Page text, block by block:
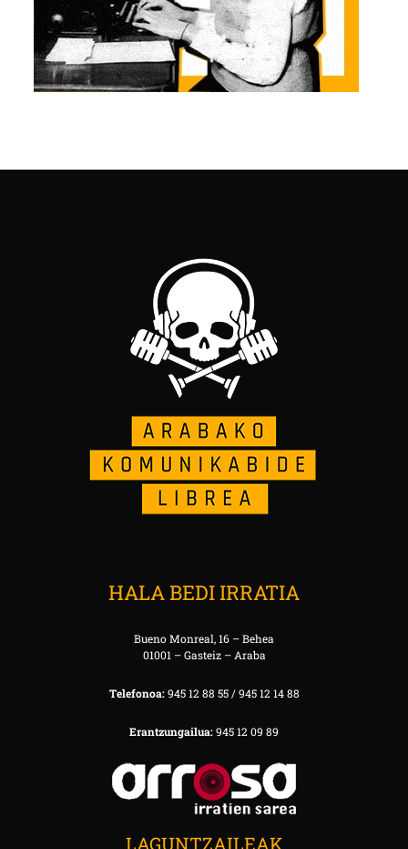
HALA BEDI IRRATIA
Bueno Monreal, 16 – Behea
01001 – Gasteiz – Araba
Telefonoa:945 12 88 55 / 945 12 14 88
Erantzungailua:945 12 09 89
LAGUNTZAILEAK